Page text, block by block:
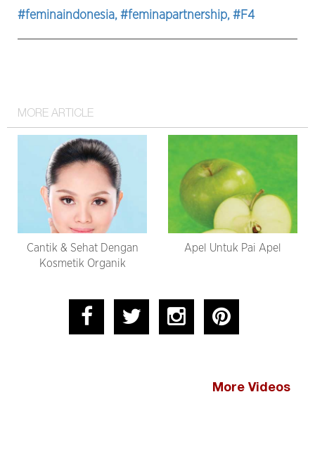
#feminaindonesia, #feminapartnership, #F4
MORE ARTICLE
Cantik & Sehat Dengan
Kosmetik Organik
Apel Untuk Pai Apel
More Videos